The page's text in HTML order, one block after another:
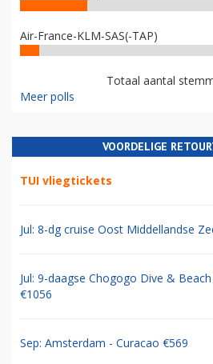
Air-France-KLM-SAS(-TAP)
Totaal aantal
Meer polls
VOORDELIGE
TUI vliegtickets
Jul: 8-dg cruise Oost Middellandse
Jul: 9-daagse Chogogo Dive &
€1056
Sep: Amsterdam - Curacao €569